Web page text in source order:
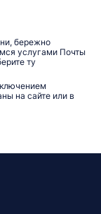
бережно
услугами Почты
ту
на сайте или в